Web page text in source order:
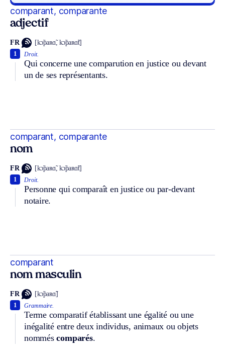
comparant, comparante
adjectif
FR [kɔ̃paʀɑ̃, kɔ̃paʀɑ̃t]
Droit.
Qui concerne une comparution en justice ou devant
un de ses représentants.
1
comparant, comparante
nom
FR [kɔ̃paʀɑ̃, kɔ̃paʀɑ̃t]
Droit.
Personne qui comparaît en justice ou par-devant
notaire.
1
comparant
nom masculin
FR [kɔ̃paʀɑ̃]
Grammaire.
Terme comparatif établissant une égalité ou une
inégalité entre deux individus, animaux ou objets
nomméscomparés.
1